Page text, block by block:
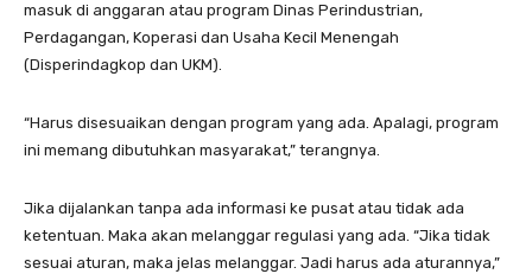
masuk di anggaran atau program Dinas Perindustrian,
Perdagangan, Koperasi dan Usaha Kecil Menengah
(Disperindagkop dan UKM).
“Harus disesuaikan dengan program yang ada. Apalagi, program
ini memang dibutuhkan masyarakat,” terangnya.
Jika dijalankan tanpa ada informasi ke pusat atau tidak ada
ketentuan. Maka akan melanggar regulasi yang ada. “Jika tidak
sesuai aturan, maka jelas melanggar. Jadi harus ada aturannya,”